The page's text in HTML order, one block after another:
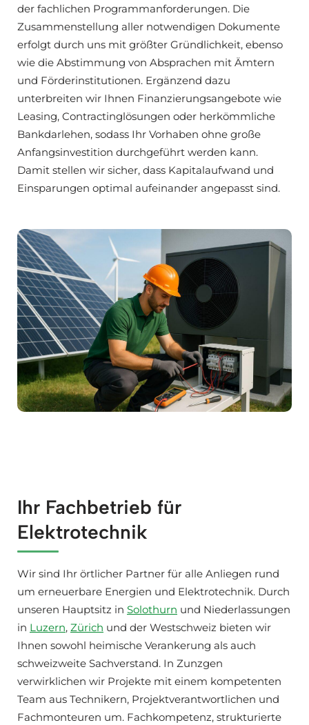
der fachlichen Programmanforderungen. Die
Zusammenstellung aller notwendigen Dokumente
erfolgt durch uns mit größter Gründlichkeit, ebenso
wie die Abstimmung von Absprachen mit Ämtern
und Förderinstitutionen. Ergänzend dazu
unterbreiten wir Ihnen Finanzierungsangebote wie
Leasing, Contractinglösungen oder herkömmliche
Bankdarlehen, sodass Ihr Vorhaben ohne große
Anfangsinvestition durchgeführt werden kann.
Damit stellen wir sicher, dass Kapitalaufwand und
Einsparungen optimal aufeinander angepasst sind.
Ihr Fachbetrieb für
Elektrotechnik
Wir sind Ihr örtlicher Partner für alle Anliegen rund
um erneuerbare Energien und Elektrotechnik. Durch
unseren Hauptsitz in Solothurn und Niederlassungen
in Luzern, Zürich und der Westschweiz bieten wir
Ihnen sowohl heimische Verankerung als auch
schweizweite Sachverstand. In Zunzgen
verwirklichen wir Projekte mit einem kompetenten
Team aus Technikern, Projektverantwortlichen und
Fachmonteuren um. Fachkompetenz, strukturierte